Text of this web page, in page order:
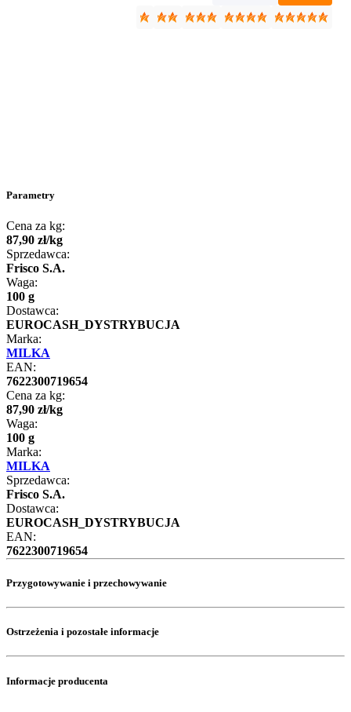
Parametry
Cena za kg:
87,90 zł/kg
Sprzedawca:
Frisco S.A.
Waga:
100 g
Dostawca:
EUROCASH_DYSTRYBUCJA
Marka:
MILKA
EAN:
7622300719654
Cena za kg:
87,90 zł/kg
Waga:
100 g
Marka:
MILKA
Sprzedawca:
Frisco S.A.
Dostawca:
EUROCASH_DYSTRYBUCJA
EAN:
7622300719654
Przygotowywanie i przechowywanie
Ostrzeżenia i pozostałe informacje
Informacje producenta